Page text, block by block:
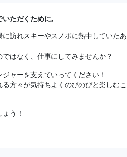
ただくために。
訪れスキーやスノボに熱中していたあ
はなく、仕事にしてみませんか？
ャーを支えていってください！
方々が気持ちよくのびのびと楽しむこ
う！